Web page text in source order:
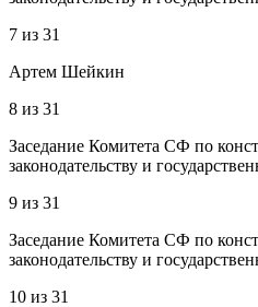
7 из 31
Артем Шейкин
8 из 31
Заседание Комитета СФ по
законодательству и
9 из 31
Заседание Комитета СФ по
законодательству и
10 из 31